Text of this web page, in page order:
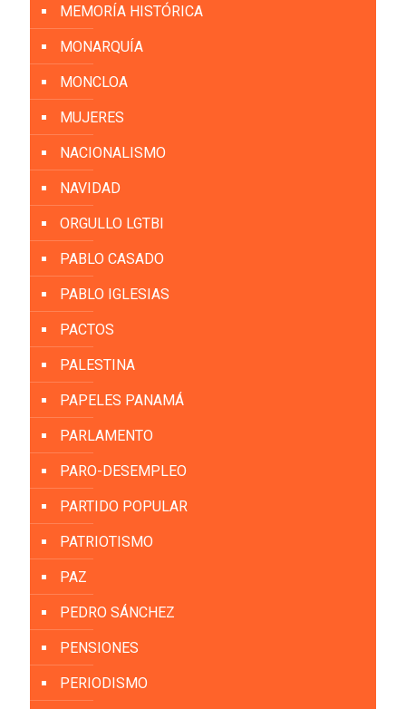
MEMORÍA HISTÓRICA
MONARQUÍA
MONCLOA
MUJERES
NACIONALISMO
NAVIDAD
ORGULLO LGTBI
PABLO CASADO
PABLO IGLESIAS
PACTOS
PALESTINA
PAPELES PANAMÁ
PARLAMENTO
PARO-DESEMPLEO
PARTIDO POPULAR
PATRIOTISMO
PAZ
PEDRO SÁNCHEZ
PENSIONES
PERIODISMO